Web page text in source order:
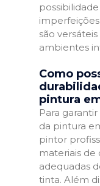
são
ambientes
Como
pintura
Para
da pintura
pintor
materiais de
adequadas
tinta. Além